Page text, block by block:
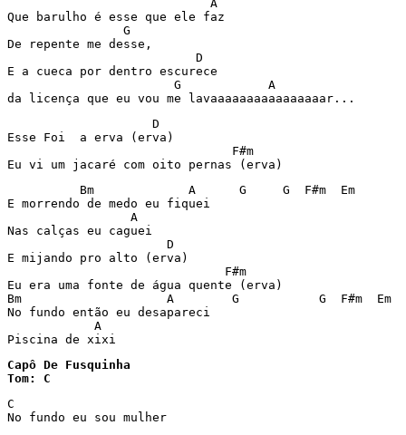
                            A
Que barulho é esse que ele faz
                G
De repente me desse,
                          D
E a cueca por dentro escurece
                       G            A
da licença que eu vou me lavaaaaaaaaaaaaaaaar...
                    D
Esse Foi  a erva (erva)
                               F#m
Eu vi um jacaré com oito pernas (erva)
          Bm             A      G     G  F#m  Em
E morrendo de medo eu fiquei
                 A
Nas calças eu caguei
                      D
E mijando pro alto (erva)
                              F#m
Eu era uma fonte de água quente (erva)
Bm                    A        G           G  F#m  Em
No fundo então eu desapareci
            A
Piscina de xixi
Capô De Fusquinha
Tom: C
C
No fundo eu sou mulher